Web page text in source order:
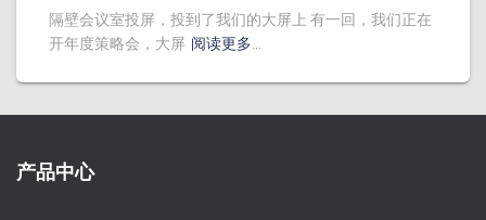
隔壁会议室投屏，投到了我们的大屏上 有一回，我们正在
开年度策略会，大屏 阅读更多…
产品中心